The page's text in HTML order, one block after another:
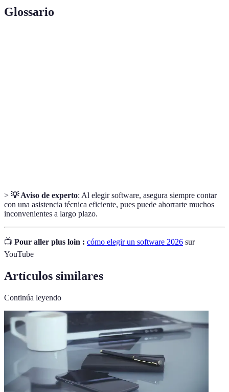
Glossario
> 💡 Aviso de experto: Al elegir software, asegura siempre contar
con una asistencia técnica eficiente, pues puede ahorrarte muchos
inconvenientes a largo plazo.
📺 Pour aller plus loin : cómo elegir un software 2026 sur
YouTube
Artículos similares
Continúa leyendo